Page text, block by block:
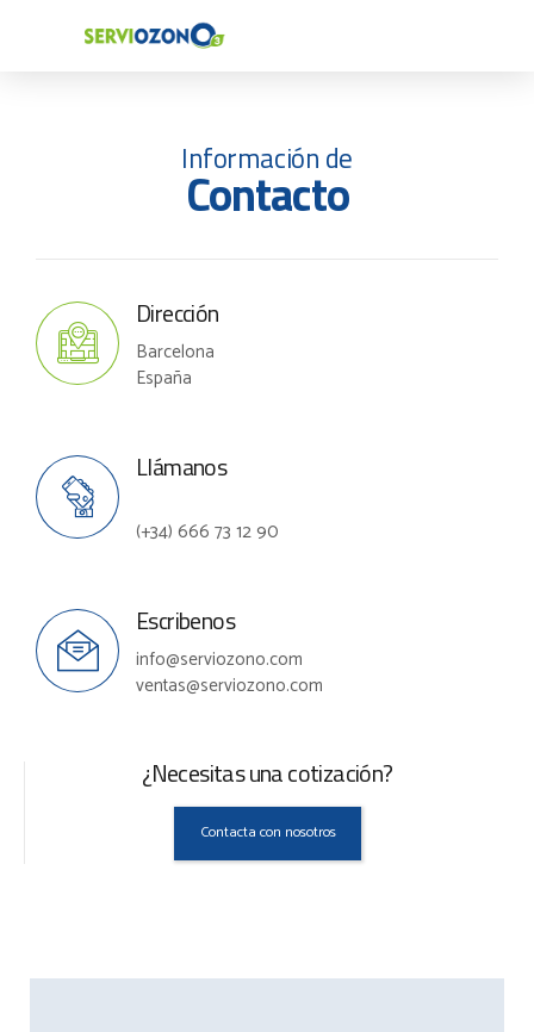
Información de
Contacto
Dirección
Barcelona
España
Llámanos
(+34) 666 73 12 90
Escribenos
info@serviozono.com
ventas@serviozono.com
¿Necesitas una cotización?
Contacta con nosotros